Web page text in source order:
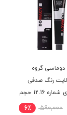
گروه
لایت رنگ صدفی
مرواریدی شماره 12.16 حجم
590,000 6٪